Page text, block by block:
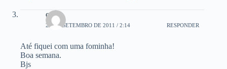
catita
26 DE SETEMBRO DE 2011 / 2:14 RESPONDER
Até fiquei com uma fominha!
Boa semana.
Bjs